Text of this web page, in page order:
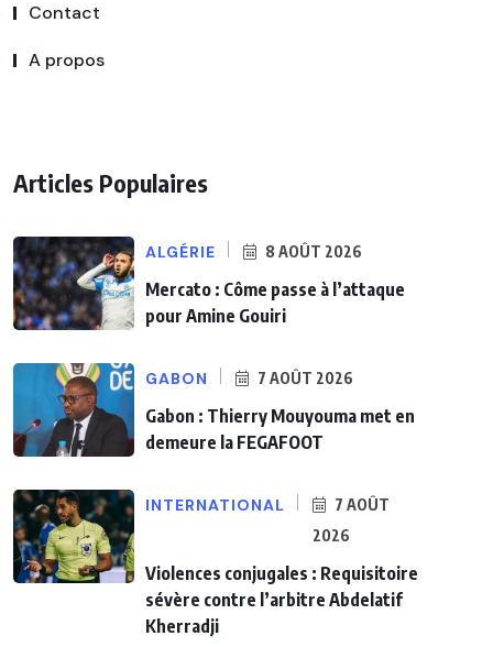
Contact
A propos
Articles Populaires
ALGÉRIE 8 AOÛT 2026
Mercato : Côme passe à l’attaque
pour Amine Gouiri
GABON 7 AOÛT 2026
Gabon : Thierry Mouyouma met en
demeure la FEGAFOOT
INTERNATIONAL
7 AOÛT
2026
Violences conjugales : Requisitoire
sévère contre l’arbitre Abdelatif
Kherradji